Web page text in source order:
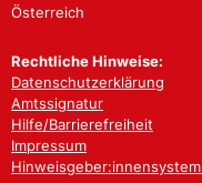
Österreich
Rechtliche Hinweise:
Datenschutzerklärung
Amtssignatur
Hilfe/Barrierefreiheit
Impressum